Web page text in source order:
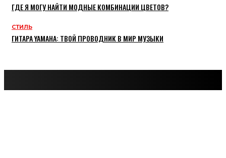
ГДЕ Я МОГУ НАЙТИ МОДНЫЕ КОМБИНАЦИИ ЦВЕТОВ?
СТИЛЬ
ГИТАРА YAMAHA: ТВОЙ ПРОВОДНИК В МИР МУЗЫКИ